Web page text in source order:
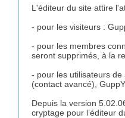
L'éditeur du site attire
- pour les visiteurs :
- pour les membres
seront supprimés, à la
- pour les utilisateurs
(contact avancé),
Depuis la version
cryptage pour l’éditeur